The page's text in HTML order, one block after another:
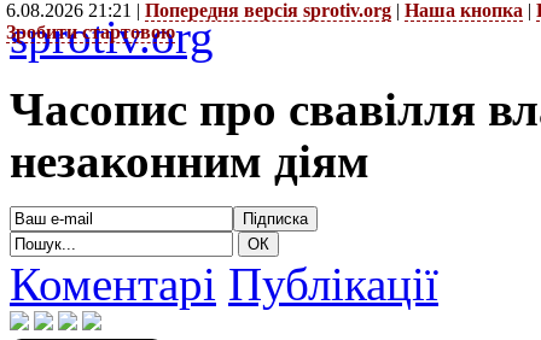
6.08.2026 21:21 | Попередня версія sprotiv.org | Наша кнопка |
Зробити стартовою
sprotiv.org
Часопис про свавілля
незаконним діям
Коментарі Публікації